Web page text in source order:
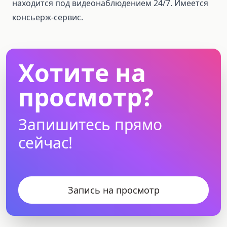
находится под видеонаблюдением 24/7. Имеется
консьерж-сервис.
Хотите на
просмотр?
Запишитесь прямо
сейчас!
Запись на просмотр